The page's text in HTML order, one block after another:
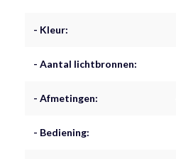
- Kleur:
- Aantal lichtbronnen:
- Afmetingen:
- Bediening: